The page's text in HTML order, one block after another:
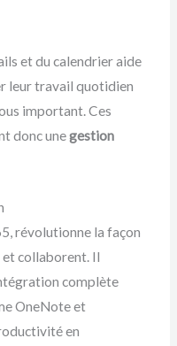
et du calendrier aide
leur travail quotidien
important. Ces
donc unegestion
révolutionne la façon
collaborent. Il
complète
OneNote et
en